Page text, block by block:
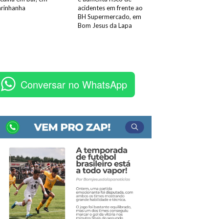
acidentes em frente ao
BH Supermercado, em
Bom Jesus da Lapa
Conversar no WhatsApp